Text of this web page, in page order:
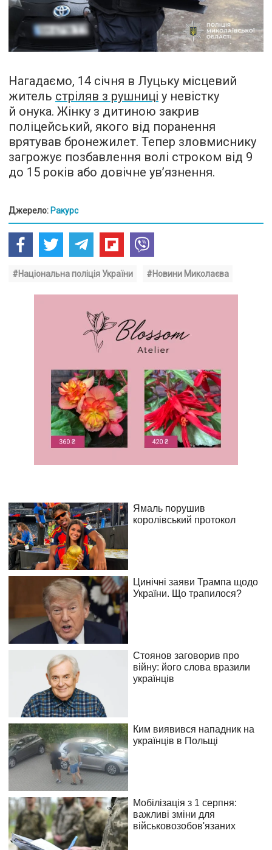
Нагадаємо, 14 січня в Луцьку місцевий
житель стріляв з рушниці у невістку
й онука. Жінку з дитиною закрив
поліцейський, якого від поранення
врятував бронежилет. Тепер зловмиснику
загрожує позбавлення волі строком від 9
до 15 років або довічне ув’язнення.
Джерело: Ракурс
#Національна поліція України #Новини Миколаєва